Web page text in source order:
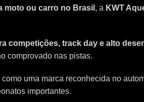
moto ou carro no Brasil , a KWT
competições, track day e alto
comprovado nas pistas.
uma marca reconhecida no
importantes.